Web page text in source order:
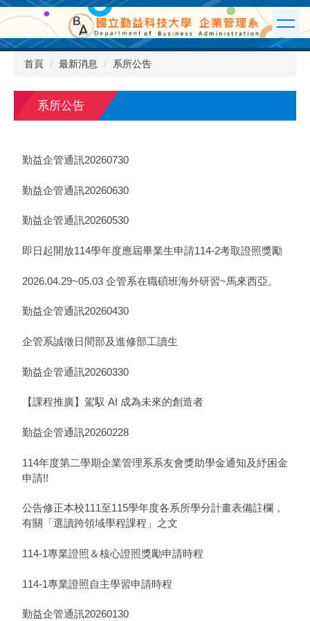
跳
主
要
首頁 最新消息 系所公告
系所公告
勤益企管通訊20260730
勤益企管通訊20260630
勤益企管通訊20260530
即日起開放114學年度應屆畢業生申請114-2考取證照獎勵
2026.04.29~05.03 企管系在職碩班海外研習~馬來西亞。
勤益企管通訊20260430
企管系誠徵日間部及進修部工讀生
勤益企管通訊20260330
【課程推廣】駕馭 AI 成為未來的創造者
勤益企管通訊20260228
114年度第二學期企業管理系系友會獎助學金通知及紓困金
申請!!
公告修正本校111至115學年度各系所學分計畫表備註欄，
有關「選讀跨領域學程課程」之文
114-1專業證照＆核心證照獎勵申請時程
114-1專業證照自主學習申請時程
勤益企管通訊20260130